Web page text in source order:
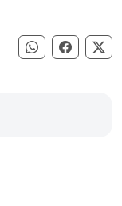
Compartir